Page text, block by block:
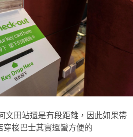
文田站還是有段距離，因此如果帶
穿梭巴士其實還蠻方便的